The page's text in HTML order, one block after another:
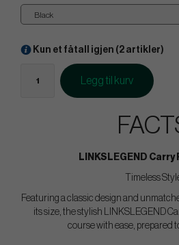
Kun et fåtall igjen (2 artikler)
Legg til kurv
LINKSLEGEND
Timeless
Featuring a classic design and
its size, the stylish LINKSLEGEND
course with ease, prepared